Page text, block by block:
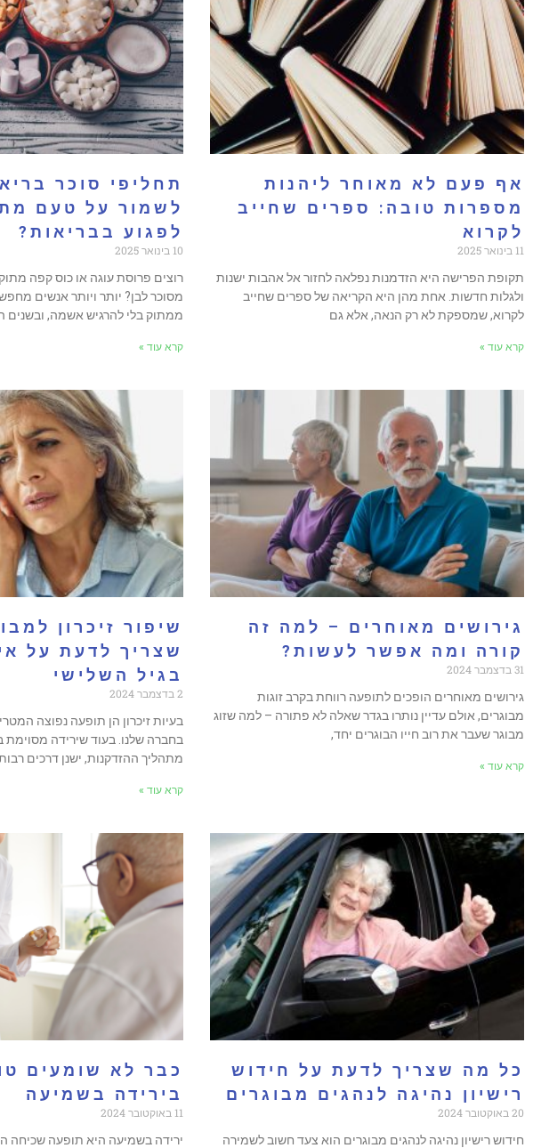
אף פעם לא מאוחר ליהנות
מספרות טובה: ספרים שחייב
לקרוא
11 בינואר 2025
תקופת הפרישה היא הזדמנות נפלאה לחזור אל אהבות ישנות
ולגלות חדשות. אחת מהן היא הקריאה של ספרים שחייב
לקרוא, שמספקת לא רק הנאה, אלא גם
קרא עוד »
תחליפי סוכר
לשמור על טעם
לפגוע בבריאות?
10 בינואר 2025
רוצים פרוסת עוגה או כוס קפה
מסוכר לבן? יותר ויותר אנשים
ממתוק בלי להרגיש אשמה, ובשנים
קרא עוד »
גירושים מאוחרים – למה זה
קורה ומה אפשר לעשות?
31 בדצמבר 2024
גירושים מאוחרים הופכים לתופעה רווחת בקרב זוגות
מבוגרים, אולם עדיין נותרו בגדר שאלה לא פתורה – למה שזוג
מבוגר שעבר את רוב חייו הבוגרים יחד,
קרא עוד »
שיפור זיכרון
שצריך לדעת על
בגיל השלישי
2 בדצמבר 2024
בעיות זיכרון הן תופעה נפוצה
בחברה שלנו. בעוד שירידה מסוימת
מתהליך ההזדקנות, ישנן דרכים
קרא עוד »
כל מה שצריך לדעת על חידוש
רישיון נהיגה לנהגים מבוגרים
20 באוקטובר 2024
חידוש רישיון נהיגה לנהגים מבוגרים הוא צעד חשוב לשמירה
כבר לא שומעים
בירידה בשמיעה
11 באוקטובר 2024
ירידה בשמיעה היא תופעה שכיחה